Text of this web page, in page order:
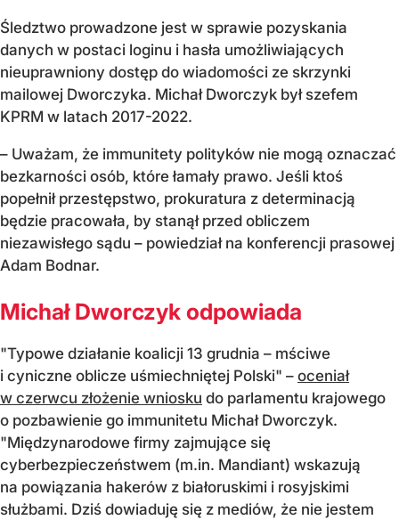
Śledztwo prowadzone jest w sprawie pozyskania
danych w postaci loginu i hasła umożliwiających
nieuprawniony dostęp do wiadomości ze skrzynki
mailowej Dworczyka. Michał Dworczyk był szefem
KPRM w latach 2017-2022.
– Uważam, że immunitety polityków nie mogą oznaczać
bezkarności osób, które łamały prawo. Jeśli ktoś
popełnił przestępstwo, prokuratura z determinacją
będzie pracowała, by stanął przed obliczem
niezawisłego sądu – powiedział na konferencji prasowej
Adam Bodnar.
Michał Dworczyk odpowiada
"Typowe działanie koalicji 13 grudnia – mściwe
i cyniczne oblicze uśmiechniętej Polski" – oceniał
w czerwcu złożenie wniosku do parlamentu krajowego
o pozbawienie go immunitetu Michał Dworczyk.
"Międzynarodowe firmy zajmujące się
cyberbezpieczeństwem (m.in. Mandiant) wskazują
na powiązania hakerów z białoruskimi i rosyjskimi
służbami. Dziś dowiaduję się z mediów, że nie jestem